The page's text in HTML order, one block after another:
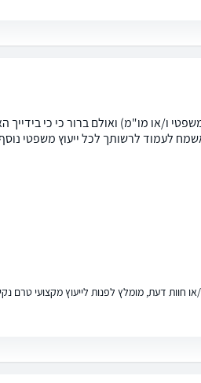
ו/או מו"מ) ואולם ברור כי כי בידייך
לעמוד לרשותך לכל ייעוץ משפטי
או חוות דעת, מומלץ לפנות לייעוץ מקצועי